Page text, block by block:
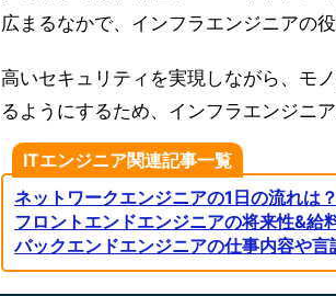
広まるなかで、インフラエンジニアの
高いセキュリティを実現しながら、モ
るようにするため、インフラエンジニ
ITエンジニア関連記事一覧
ネットワークエンジニアの1日の流れは
フロントエンドエンジニアの将来性&給
バックエンドエンジニアの仕事内容や